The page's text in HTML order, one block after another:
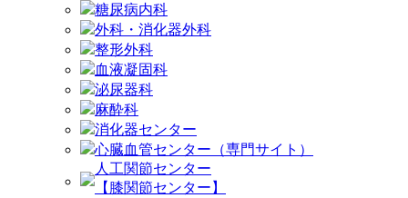
糖尿病内科
外科・消化器外科
整形外科
血液凝固科
泌尿器科
麻酔科
消化器センター
心臓血管センター（専門サイト）
人工関節センター
【膝関節センター】